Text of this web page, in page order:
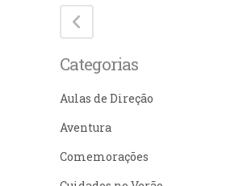
Categorias
Aulas de Direção
Aventura
Comemorações